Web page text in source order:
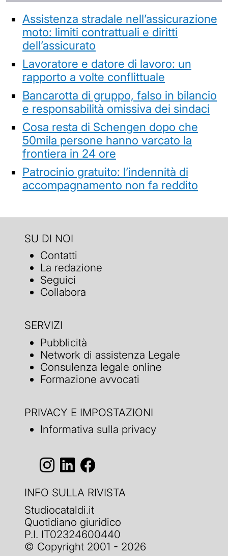
Assistenza stradale nell’assicurazione
moto: limiti contrattuali e diritti
dell’assicurato
Lavoratore e datore di lavoro: un
rapporto a volte conflittuale
Bancarotta di gruppo, falso in bilancio
e responsabilità omissiva dei sindaci
Cosa resta di Schengen dopo che
50mila persone hanno varcato la
frontiera in 24 ore
Patrocinio gratuito: l’indennità di
accompagnamento non fa reddito
SU DI NOI
Contatti
La redazione
Seguici
Collabora
SERVIZI
Pubblicità
Network di assistenza Legale
Consulenza legale online
Formazione avvocati
PRIVACY E IMPOSTAZIONI
Informativa sulla privacy
INFO SULLA RIVISTA
Studiocataldi.it
Quotidiano giuridico
P.I. IT02324600440
© Copyright 2001 - 2026